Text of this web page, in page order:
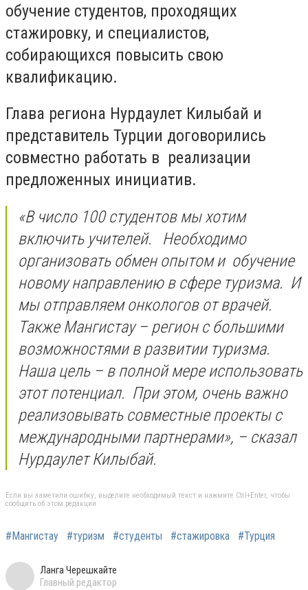
обучение студентов, проходящих
стажировку, и специалистов,
собирающихся повысить свою
квалификацию.
Глава региона Нурдаулет Килыбай и
представитель Турции договорились
совместно работать в реализации
предложенных инициатив.
«В число 100 студентов мы хотим
включить учителей. Необходимо
организовать обмен опытом и обучение
новому направлению в сфере туризма. И
мы отправляем онкологов от врачей.
Также Мангистау – регион с большими
возможностями в развитии туризма.
Наша цель – в полной мере использовать
этот потенциал. При этом, очень важно
реализовывать совместные проекты с
международными партнерами», – сказал
Нурдаулет Килыбай.
Если вы заметили ошибку, выделите необходимый текст и нажмите Ctrl+Enter, чтобы
сообщить об этом редакции
#Мангистау #туризм #студенты #стажировка #Турция
Ланга Черешкайте
Главный редактор